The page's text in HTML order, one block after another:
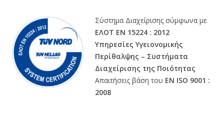
Σύστημα Διαχείρισης σύμφωνα με
ΕΛΟΤ ΕΝ 15224 : 2012
Υπηρεσίες Υγειονομικής
Περίθαλψης – Συστήματα
Διαχείρισης της Ποιότητας
Απαιτήσεις βάση του ΕΝ ISO 9001 :
2008